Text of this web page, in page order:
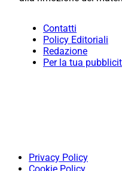
Contatti
Policy Editoriali
Redazione
Per la tua
Privacy Policy
Cookie Policy